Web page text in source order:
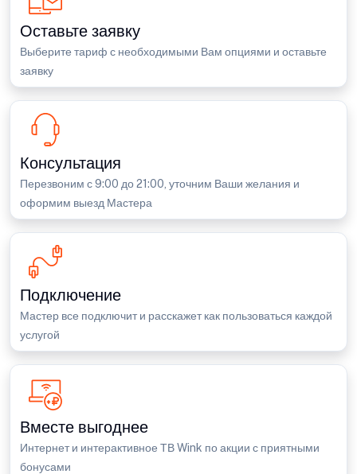
Оставьте заявку
Выберите тариф с необходимыми Вам опциями и оставьте
заявку
Консультация
Перезвоним с 9:00 до 21:00, уточним Ваши желания и
оформим выезд Мастера
Подключение
Мастер все подключит и расскажет как пользоваться каждой
услугой
Вместе выгоднее
Интернет и интерактивное ТВ Wink по акции с приятными
бонусами